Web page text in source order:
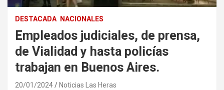
DESTACADA NACIONALES
Empleados judiciales, de prensa,
de Vialidad y hasta policías
trabajan en Buenos Aires.
20/01/2024 Noticias Las Heras